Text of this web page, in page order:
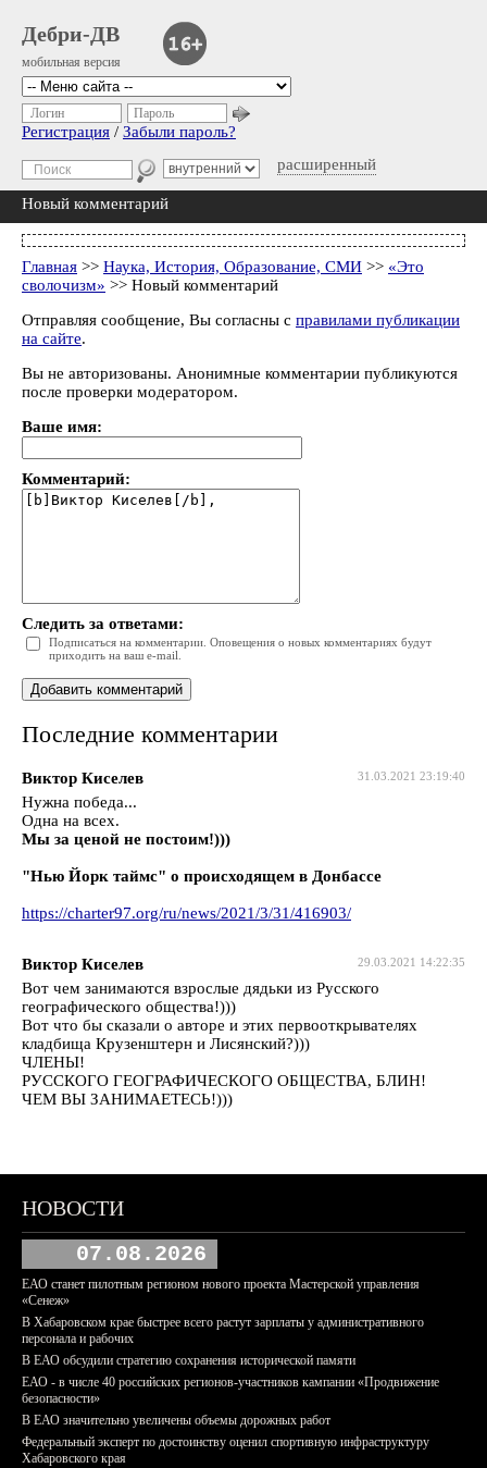
Дебри-ДВ
мобильная версия
расширенный
Логин Пароль
Регистрация / Забыли пароль?
Новый комментарий
Главная >> Наука, История, Образование, СМИ >> «Это
сволочизм» >> Новый комментарий
Отправляя сообщение, Вы согласны с правилами публикации
на сайте.
Вы не авторизованы. Анонимные комментарии публикуются
после проверки модератором.
Ваше имя:
Комментарий:
Следить за ответами:
Подписаться на комментарии. Оповещения о новых комментариях будут
приходить на ваш e-mail.
Последние комментарии
31.03.2021 23:19:40
Виктор Киселев
Нужна победа...
Одна на всех.
Мы за ценой не постоим!)))
"Нью Йорк таймс" о происходящем в Донбассе
https://charter97.org/ru/news/2021/3/31/416903/
29.03.2021 14:22:35
Виктор Киселев
Вот чем занимаются взрослые дядьки из Русского
географического общества!)))
Вот что бы сказали о авторе и этих первооткрывателях
кладбища Крузенштерн и Лисянский?)))
ЧЛЕНЫ!
РУССКОГО ГЕОГРАФИЧЕСКОГО ОБЩЕСТВА, БЛИН!
ЧЕМ ВЫ ЗАНИМАЕТЕСЬ!)))
НОВОСТИ
07.08.2026
ЕАО станет пилотным регионом нового проекта Мастерской управления
«Сенеж»
В Хабаровском крае быстрее всего растут зарплаты у административного
персонала и рабочих
В ЕАО обсудили стратегию сохранения исторической памяти
ЕАО - в числе 40 российских регионов-участников кампании «Продвижение
безопасности»
В ЕАО значительно увеличены объемы дорожных работ
Федеральный эксперт по достоинству оценил спортивную инфраструктуру
Хабаровского края